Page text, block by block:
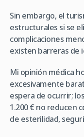
Sin embargo, el
estructurales si se
complicaciones
existen barreras de
Mi opinión médica
excesivamente
espera de ocurrir;
1.200 € no reducen
de esterilidad,